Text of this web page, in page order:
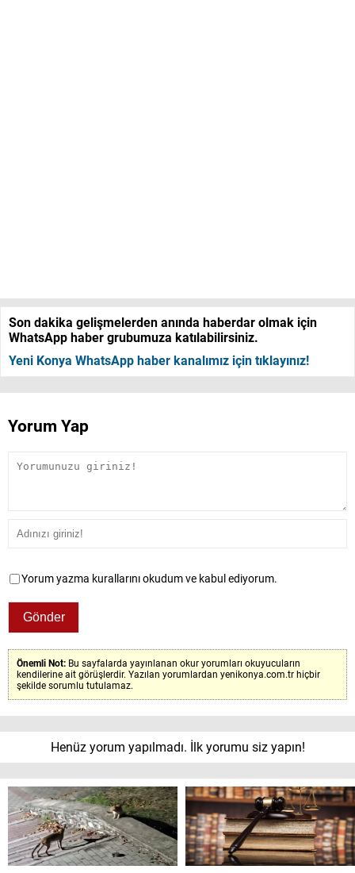
Son dakika gelişmelerden anında haberdar olmak için
WhatsApp haber grubumuza katılabilirsiniz.
Yeni Konya WhatsApp haber kanalımız için tıklayınız!
Yorum Yap
Yorum yazma kurallarını okudum ve kabul ediyorum.
Önemli Not: Bu sayfalarda yayınlanan okur yorumları okuyucuların
kendilerine ait görüşlerdir. Yazılan yorumlardan yenikonya.com.tr hiçbir
şekilde sorumlu tutulamaz.
Henüz yorum yapılmadı. İlk yorumu siz yapın!